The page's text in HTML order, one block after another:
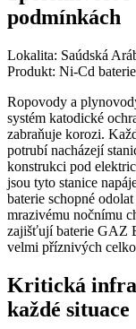
podmínkách
Lokalita: Saúdská
Produkt: Ni-Cd
Ropovody a
systém katodické
zabraňuje korozi.
potrubí nacházejí
konstrukci pod
jsou tyto stanice
baterie schopné
mrazivému nočnímu
zajišťují baterie GAZ
velmi příznivých
Kritická
každé situace